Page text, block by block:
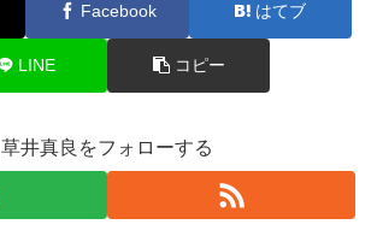
Facebook はてブ
LINE コピー
草井真良をフォローする